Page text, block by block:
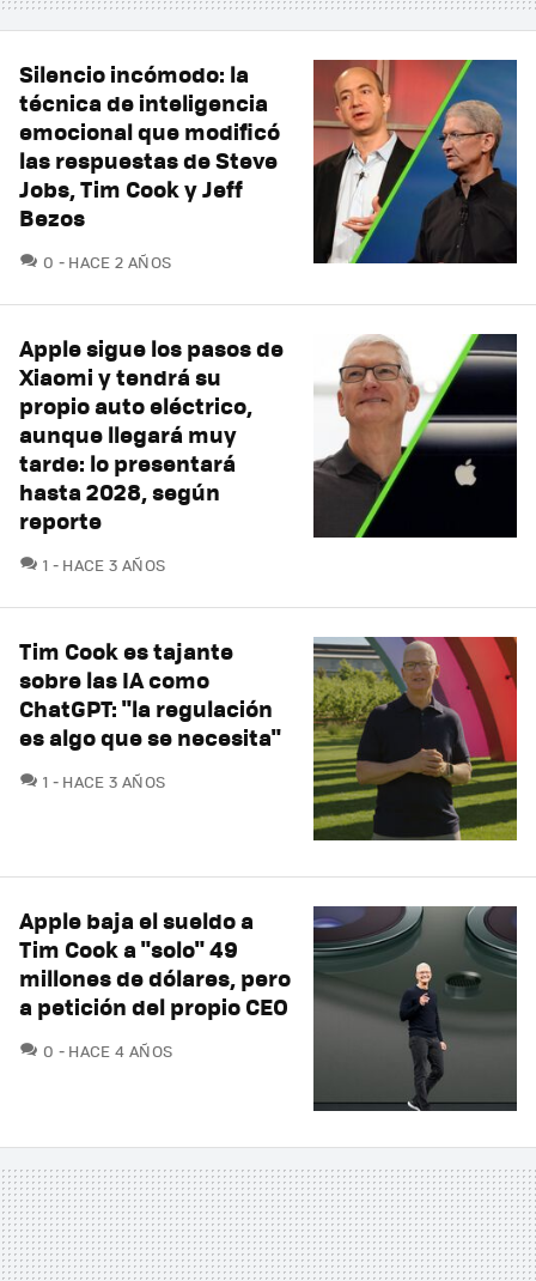
Silencio incómodo: la
técnica de inteligencia
emocional que modificó
las respuestas de Steve
Jobs, Tim Cook y Jeff
Bezos
0 COMENTARIOS
HACE 2 AÑOS
Apple sigue los pasos de
Xiaomi y tendrá su
propio auto eléctrico,
aunque llegará muy
tarde: lo presentará
hasta 2028, según
reporte
1 COMENTARIOS
HACE 3 AÑOS
Tim Cook es tajante
sobre las IA como
ChatGPT: "la regulación
es algo que se necesita"
1 COMENTARIOS
HACE 3 AÑOS
Apple baja el sueldo a
Tim Cook a "solo" 49
millones de dólares, pero
a petición del propio CEO
0 COMENTARIOS
HACE 4 AÑOS